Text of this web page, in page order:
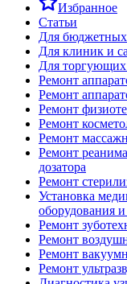
Избранное
Статьи
Для
Для клиник и
Для торгующих
Ремонт
Ремонт
Ремонт
Ремонт
Ремонт
Ремонт
дозатора
Ремонт
Установка
оборудования
Ремонт
Ремонт
Ремонт
Ремонт